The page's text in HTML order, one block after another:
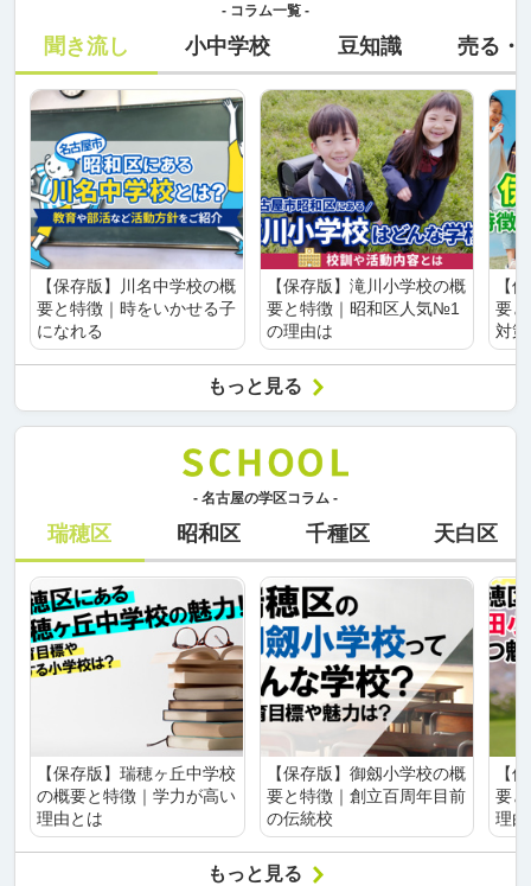
- コラム一覧 -
聞き流し 小中学校 豆知識 売る・
【保存版】川名中学校の概
要と特徴｜時をいかせる子
になれる
【保存版】滝川小学校の概
要と特徴｜昭和区人気№1
の理由は
【
要
対
もっと見る
- 名古屋の学区コラム -
瑞穂区 昭和区 千種区 天白区
【保存版】瑞穂ヶ丘中学校
の概要と特徴｜学力が高い
理由とは
【保存版】御劔小学校の概
要と特徴｜創立百周年目前
の伝統校
【
要
理
もっと見る